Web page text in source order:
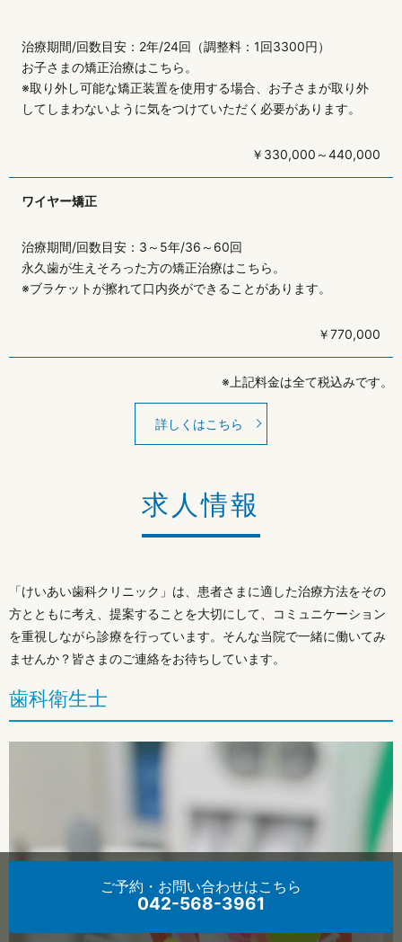
治療期間/回数目安：2年/24回（調整料：1回3300円）
お子さまの矯正治療はこちら。
※取り外し可能な矯正装置を使用する場合、お子さまが取り外
してしまわないように気をつけていただく必要があります。
￥330,000～440,000
ワイヤー矯正
治療期間/回数目安：3～5年/36～60回
永久歯が生えそろった方の矯正治療はこちら。
※ブラケットが擦れて口内炎ができることがあります。
￥770,000
※上記料金は全て税込みです。
詳しくはこちら
求人情報
「けいあい歯科クリニック」は、患者さまに適した治療方法をその
方とともに考え、提案することを大切にして、コミュニケーション
を重視しながら診療を行っています。そんな当院で一緒に働いてみ
ませんか？皆さまのご連絡をお待ちしています。
歯科衛生士
ご予約・お問い合わせはこちら
042-568-3961